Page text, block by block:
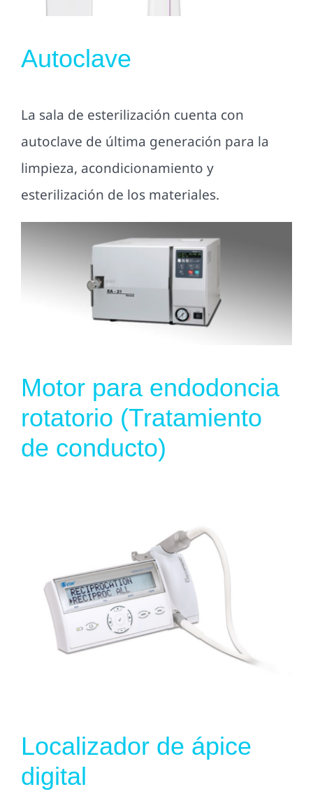
Autoclave
La sala de esterilización cuenta con
autoclave de última generación para la
limpieza, acondicionamiento y
esterilización de los materiales.
Motor para endodoncia
rotatorio (Tratamiento
de conducto)
Localizador de ápice
digital